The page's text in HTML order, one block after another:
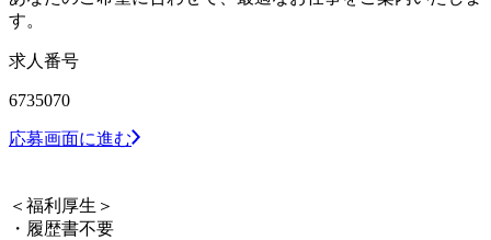
す。
求人番号
6735070
応募画面に進む
＜福利厚生＞
・履歴書不要